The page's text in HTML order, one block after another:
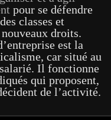
pour se défendre
classes et
droits.
est la
car situé au
Il fonctionne
qui proposent,
de l’activité.